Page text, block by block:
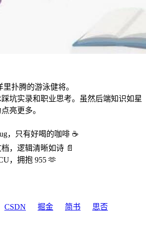
里扑腾的游泳健将。
坑实录和职业思考。虽然后端知识如星
亮更多。
，只有好喝的咖啡 ☕️
，逻辑清晰如诗 📄
，拥抱 955 🫶
CSDN 掘金 简书
思否